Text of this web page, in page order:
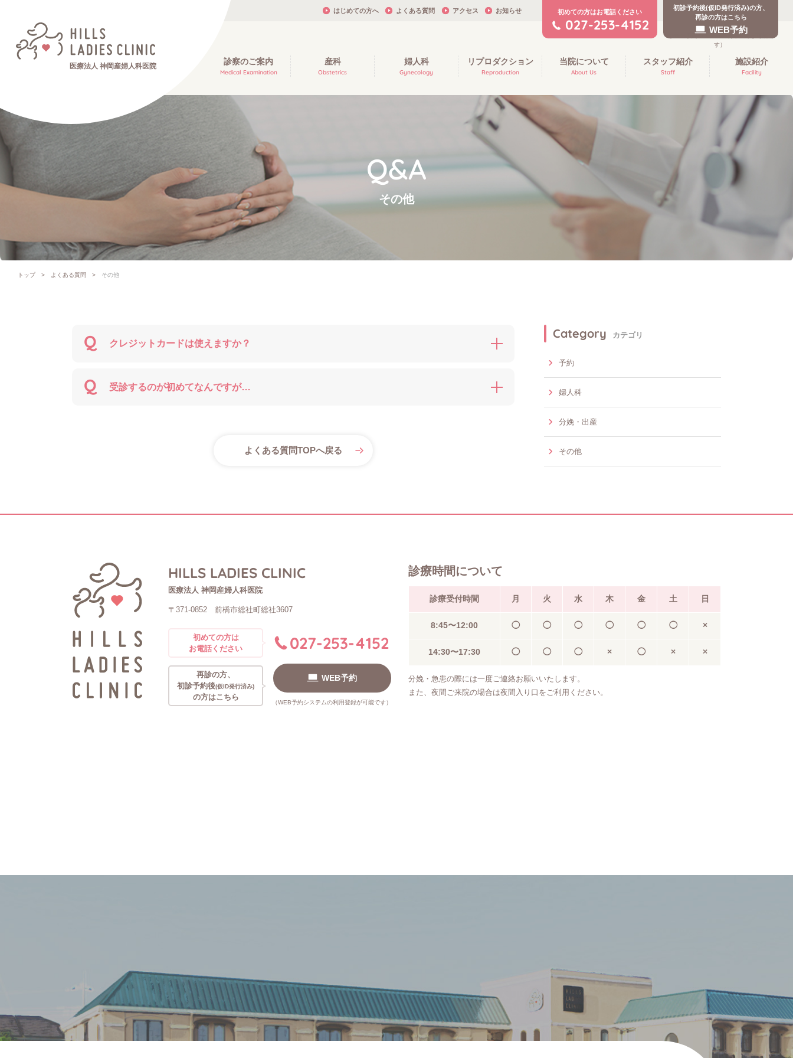
医療法人 神岡産婦人科医院
診察のご案内
Medical Examination
産科
Obstetrics
婦人科
Gynecology
リプロダクション
Reproduction
当院について
About Us
スタッフ紹介
Staff
施設紹介
Facility
はじめての方へ よくある質問 アクセス お知らせ 初めての方はお電話ください
027-253-4152
初診予約後(仮ID発行済み)の方、
再診の方はこちら
WEB予約
Q&A
その他
トップ よくある質問 その他
Q クレジットカードは使えますか？
Q 受診するのが初めてなんですが…
よくある質問TOPへ戻る
Category カテゴリ
予約
婦人科
分娩・出産
その他
HILLS LADIES CLINIC
医療法人 神岡産婦人科医院
〒371-0852 前橋市総社町総社3607
初めての方は
お電話ください
027-253-4152
再診の方、
初診予約後(仮ID発行済み)
の方はこちら
WEB予約
（WEB予約システムの利用登録が可能です）
診療時間について
診療受付時間 月 火 水 木 金 土 日
8:45〜12:00 ◯ ◯ ◯ ◯ ◯ ◯ ×
14:30〜17:30 ◯ ◯ ◯ × ◯ × ×
分娩・急患の際には一度ご連絡お願いいたします。
また、夜間ご来院の場合は夜間入り口をご利用ください。